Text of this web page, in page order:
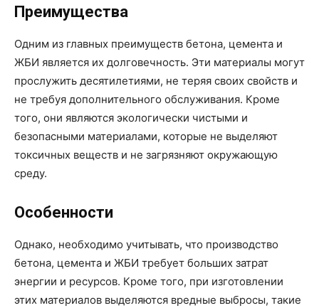
Преимущества
Одним из главных преимуществ бетона, цемента и
ЖБИ является их долговечность. Эти материалы могут
прослужить десятилетиями, не теряя своих свойств и
не требуя дополнительного обслуживания. Кроме
того, они являются экологически чистыми и
безопасными материалами, которые не выделяют
токсичных веществ и не загрязняют окружающую
среду.
Особенности
Однако, необходимо учитывать, что производство
бетона, цемента и ЖБИ требует больших затрат
энергии и ресурсов. Кроме того, при изготовлении
этих материалов выделяются вредные выбросы, такие